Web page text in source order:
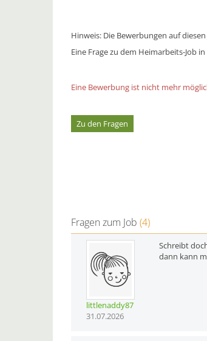
Hinweis: Die Bewerbungen auf
Eine Frage zu dem Heimarbeits-Job
Eine Bewerbung ist nicht mehr
Zu den Fragen
Fragen zum Job (4)
littlenaddy87
31.07.2026
Schreibt
dann kann